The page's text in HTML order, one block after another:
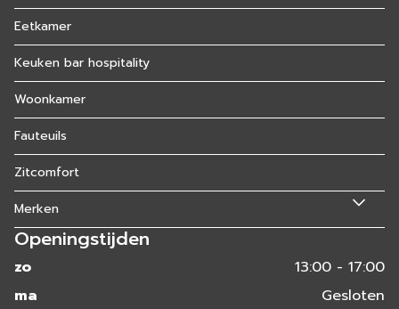
Eetkamer
Keuken bar hospitality
Woonkamer
Fauteuils
Zitcomfort
Merken
Openingstijden
zo
13:00 - 17:00
ma
Gesloten